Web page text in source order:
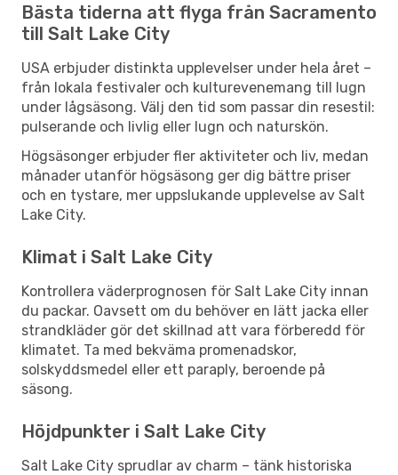
Bästa tiderna att flyga från Sacramento
till Salt Lake City
USA erbjuder distinkta upplevelser under hela året –
från lokala festivaler och kulturevenemang till lugn
under lågsäsong. Välj den tid som passar din resestil:
pulserande och livlig eller lugn och naturskön.
Högsäsonger erbjuder fler aktiviteter och liv, medan
månader utanför högsäsong ger dig bättre priser
och en tystare, mer uppslukande upplevelse av Salt
Lake City.
Klimat i Salt Lake City
Kontrollera väderprognosen för Salt Lake City innan
du packar. Oavsett om du behöver en lätt jacka eller
strandkläder gör det skillnad att vara förberedd för
klimatet. Ta med bekväma promenadskor,
solskyddsmedel eller ett paraply, beroende på
säsong.
Höjdpunkter i Salt Lake City
Salt Lake City sprudlar av charm – tänk historiska